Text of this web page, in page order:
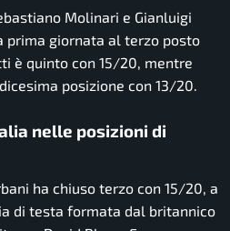
Molinari e Gianluigi
prima giornata al terzo posto
è quinto con 15/20, mentre
posizione con 13/20.
nelle posizioni di
ha chiuso terzo con 15/20, a
di testa formata dal britannico